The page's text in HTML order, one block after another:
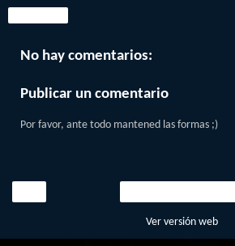
No hay comentarios:
Publicar un comentario
Por favor, ante todo mantened las formas ;)
Ver versión web